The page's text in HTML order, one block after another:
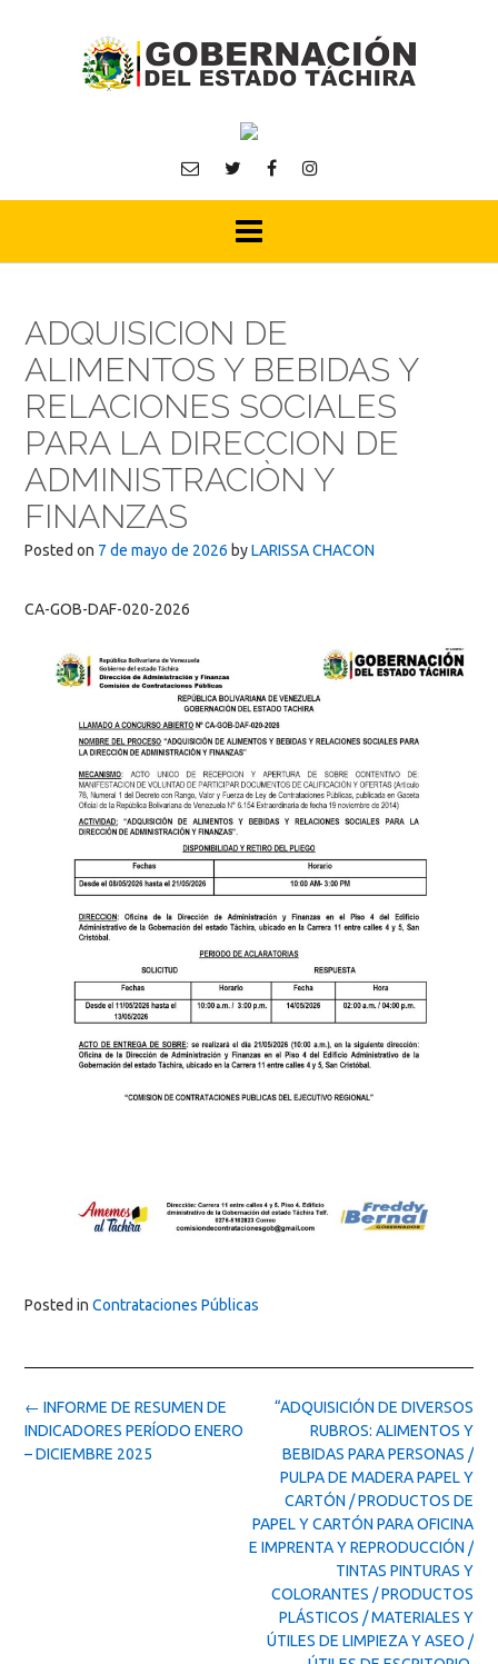
ADQUISICION DE
ALIMENTOS Y BEBIDAS Y
RELACIONES SOCIALES
PARA LA DIRECCION DE
ADMINISTRACIÒN Y
FINANZAS
Posted on 7 de mayo de 2026 byLARISSA CHACON
CA-GOB-DAF-020-2026
Posted in Contrataciones Públicas
Post
navigation
“ADQUISICIÓN DE DIVERSOS
RUBROS: ALIMENTOS Y
BEBIDAS PARA PERSONAS /
PULPA DE MADERA PAPEL Y
CARTÓN / PRODUCTOS DE
PAPEL Y CARTÓN PARA OFICINA
E IMPRENTA Y REPRODUCCIÓN /
TINTAS PINTURAS Y
COLORANTES / PRODUCTOS
PLÁSTICOS / MATERIALES Y
ÚTILES DE LIMPIEZA Y ASEO /
← INFORME DE RESUMEN DE
INDICADORES PERÍODO ENERO
– DICIEMBRE 2025